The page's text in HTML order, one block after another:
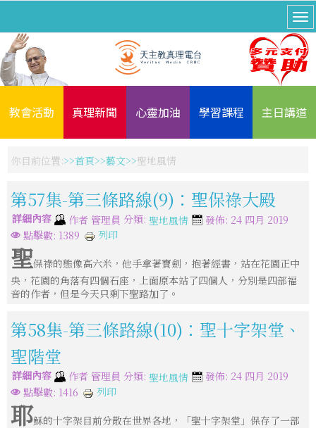
教會活動 真理新聞 心靈加油 學習課程 主日講道
你目前位置: 首頁 藝文 聖地風情
第57集-第三條路線(9)：聖保祿大殿
詳細內容 作者 管理員 分類: 聖地風情
發佈: 24 四月 2019
點擊數: 1389
列印
聖保祿的態像高六米，他手拿著寶劍，抱著經書，站在花園正中
央，花園的角落有四個石座，上面原本站了四個人，分別是四部福
音的作者，但是今天只剩下聖路加了。
第58集-第三條路線(10)：聖十字架堂、
聖階堂
詳細內容 作者 管理員 分類: 聖地風情
發佈: 24 四月 2019
點擊數: 1416
列印
耶穌的十字架目前分散在世界各地，「聖十字架堂」保存了一部